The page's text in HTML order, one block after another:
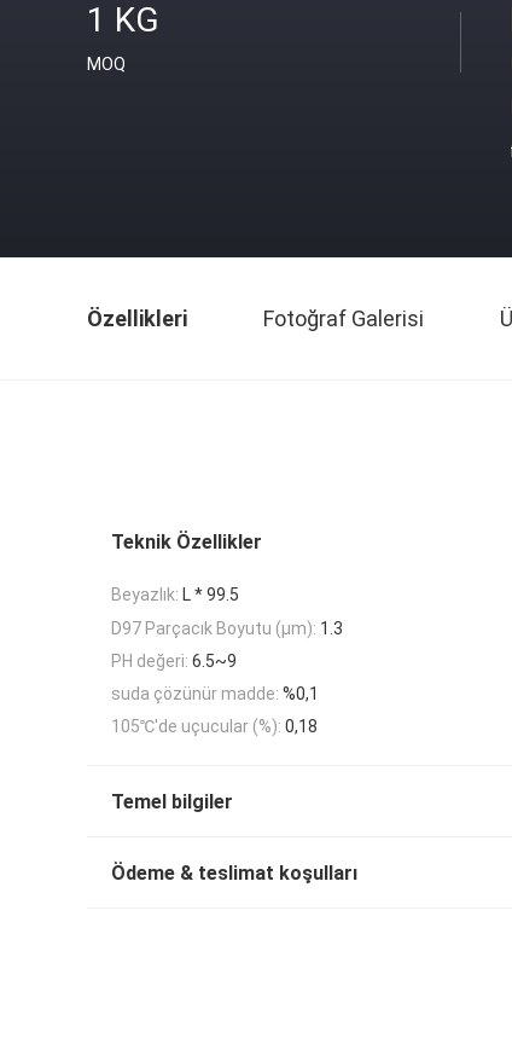
1 KG
MOQ
Özellikleri Fotoğraf Galerisi
Teknik Özellikler
Beyazlık: L * 99.5
D97 Parçacık Boyutu (μm): 1.3
PH değeri: 6.5~9
suda çözünür madde: %0,1
105℃'de uçucular (%): 0,18
Temel bilgiler
Ödeme & teslimat koşulları